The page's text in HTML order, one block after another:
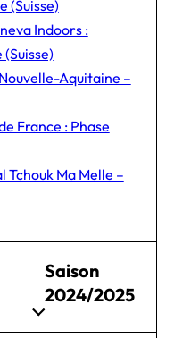
(Suisse)
Indoors :
Aquitaine –
France : Phase
Tchouk Ma Melle –
Saison
2024/2025